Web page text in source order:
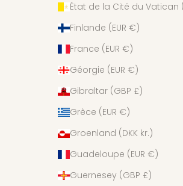
État de la Cité du Vatican
Finlande (EUR €)
France (EUR €)
Géorgie (EUR €)
Gibraltar (GBP £)
Grèce (EUR €)
Groenland (DKK kr.)
Guadeloupe (EUR €)
Guernesey (GBP £)